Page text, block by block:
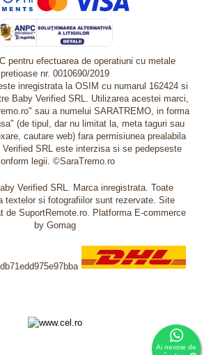
pentru efectuarea de operatiuni cu metale
pretioase nr. 0010690/2019
inregistrata la OSIM cu numarul 162424 si
Baby Verified SRL. Utilizarea acestei marci,
sau a numelui SARATREMO, in forma
(de tipul, dar nu limitat la, meta taguri sau
cautare web) fara permisiunea prealabila
SRL este interzisa si se pedepseste
legii. ©SaraTremo.ro
Verified SRL. Marca inregistrata. Toate
textelor si fotografiilor sunt rezervate. Site
de SuportRemote.ro. Platforma E-commerce
by Gomag
Ai nevoie de